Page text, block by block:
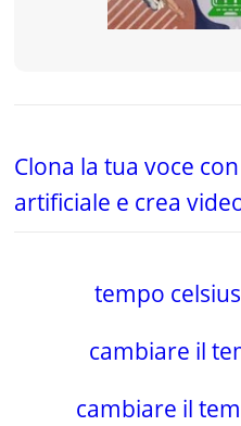
Clona la tua voce
artificiale e crea
tempo
cambiare il
cambiare il